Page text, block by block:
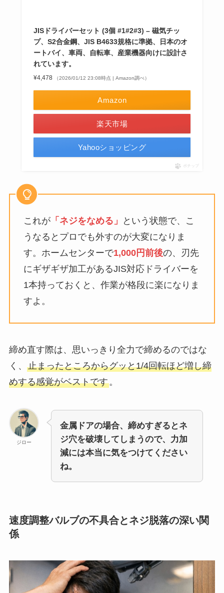
JISドライバーセット (3個 #1#2#3) – 磁気チッ
プ、S2合金鋼、JIS B4633規格に準拠、日本のオ
ートバイ、車両、自転車、産業機器向けに設計さ
れています。
¥4,478 （2026/01/12 23:08時点 | Amazon調べ）
Amazon
楽天市場
Yahooショッピング
ポチップ
これが「ネジをなめる」
という状態で、こ
うなるとプロでも外すのが大変になりま
す。ホームセンターで1,000円前後の、刃先
にギザギザ加工があるJIS対応ドライバーを
1本持っておくと、作業が格段に楽になりま
すよ。
締め直す際は、思いっきり全力で締めるのではな
く、 止まったところからグッと1/4回転ほど増し締
めする感覚がベストです。
ジロー
金属ドアの場合、締めすぎるとネ
ジ穴を破壊してしまうので、力加
減には本当に気をつけてください
ね。
速度調整バルブの不具合とネジ脱落の深い関
係